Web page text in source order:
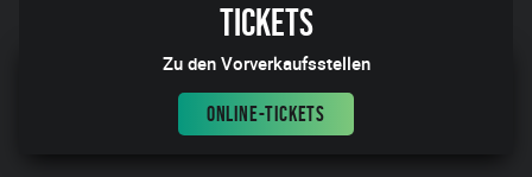
Tickets
Zu den Vorverkaufsstellen
ONLINE-TICKETS